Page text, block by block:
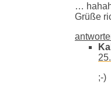
…
Grüße
;-)